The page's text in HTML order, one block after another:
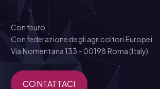
Confeuro
Confederazione degli agricoltori Europei
Via Nomentana 133 - 00198 Roma (Italy)
CONTATTACI